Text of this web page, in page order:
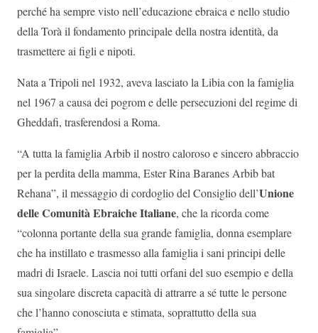
perché ha sempre visto nell’educazione ebraica e nello studio
della Torà il fondamento principale della nostra identità, da
trasmettere ai figli e nipoti.
Nata a Tripoli nel 1932, aveva lasciato la Libia con la famiglia
nel 1967 a causa dei pogrom e delle persecuzioni del regime di
Gheddafi, trasferendosi a Roma.
“A tutta la famiglia Arbib il nostro caloroso e sincero abbraccio
per la perdita della mamma, Ester Rina Baranes Arbib bat
Rehana”, il messaggio di cordoglio del Consiglio dell’Unione
delle Comunità Ebraiche Italiane, che la ricorda come
“colonna portante della sua grande famiglia, donna esemplare
che ha instillato e trasmesso alla famiglia i sani principi delle
madri di Israele. Lascia noi tutti orfani del suo esempio e della
sua singolare discreta capacità di attrarre a sé tutte le persone
che l’hanno conosciuta e stimata, soprattutto della sua